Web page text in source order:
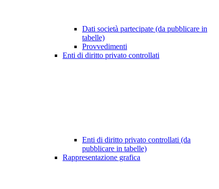
Dati società partecipate (da pubblicare in
tabelle)
Provvedimenti
Enti di diritto privato controllati
Enti di diritto privato controllati (da
pubblicare in tabelle)
Rappresentazione grafica